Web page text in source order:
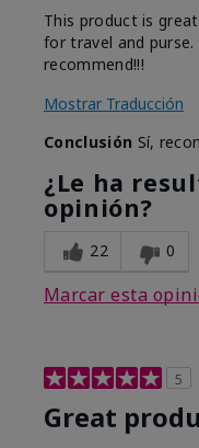
This product is
for travel and purse.
recommend!!!
Mostrar Traducción
Conclusión Sí,
¿Le ha
opinión?
22 0
Marcar esta
5
Great